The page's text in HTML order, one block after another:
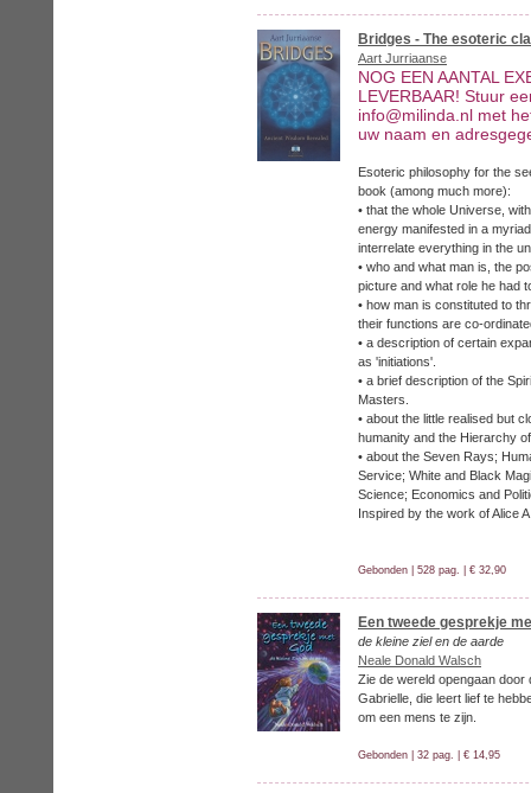
Bridges - The esoteric
Aart Jurriaanse
NOG EEN AANTAL
LEVERBAAR! Stuur
info@milinda.nl met
uw naam en
Esoteric philosophy for the
book (among much more):
• that the whole Universe,
energy manifested in a
interrelate everything in the
• who and what man is, the
picture and what role he had
• how man is constituted to
their functions are co-
• a description of certain
as 'initiations'.
• a brief description of the
Masters.
• about the little realised but
humanity and the Hierarchy
• about the Seven Rays;
Service; White and Black
Science; Economics and
Inspired by the work of Alice
Gebonden | 528 pag. | € 32,90
Een tweede gesprekje
de kleine ziel en de aarde
Neale Donald Walsch
Zie de wereld opengaan door
Gabrielle, die leert lief te
om een mens te zijn.
Gebonden | 32 pag. | € 14,95